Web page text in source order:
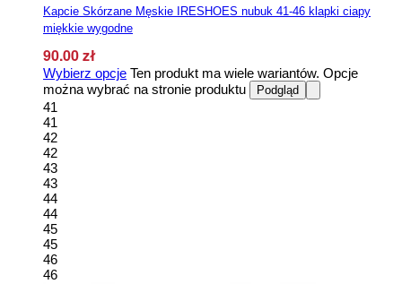
Kapcie Skórzane Męskie IRESHOES nubuk 41-46 klapki ciapy
miękkie wygodne
90.00zł
Wybierz opcje Ten produkt ma wiele wariantów. Opcje
można wybrać na stronie produktu
Podgląd
41
41
42
42
43
43
44
44
45
45
46
46